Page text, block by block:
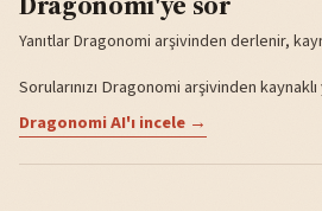
Yanıtlar Dragonomi arşivinden derlenir,
Sorularınızı Dragonomi arşivinden
Dragonomi AI'ı incele →